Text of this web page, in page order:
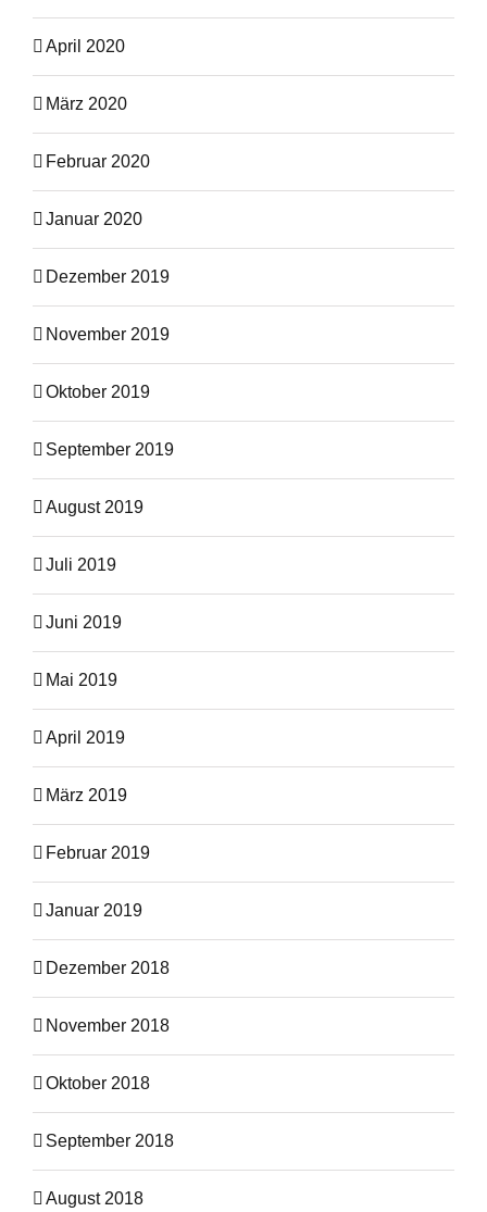
April 2020
März 2020
Februar 2020
Januar 2020
Dezember 2019
November 2019
Oktober 2019
September 2019
August 2019
Juli 2019
Juni 2019
Mai 2019
April 2019
März 2019
Februar 2019
Januar 2019
Dezember 2018
November 2018
Oktober 2018
September 2018
August 2018